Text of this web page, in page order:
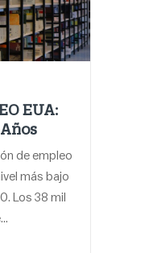
EUA:
de empleo
más bajo
Los 38 mil